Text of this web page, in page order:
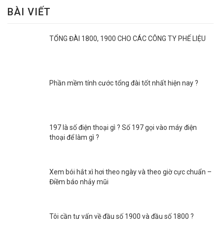
BÀI VIẾT
TỔNG ĐÀI 1800, 1900 CHO CÁC CÔNG TY PHẾ LIỆU
Phần mềm tính cước tổng đài tốt nhất hiện nay ?
197 là số điện thoại gì ? Số 197 gọi vào máy điện
thoại để làm gì ?
Xem bói hắt xì hơi theo ngày và theo giờ cực chuẩn –
Điềm báo nhảy mũi
Tôi cần tư vấn về đầu số 1900 và đầu số 1800 ?